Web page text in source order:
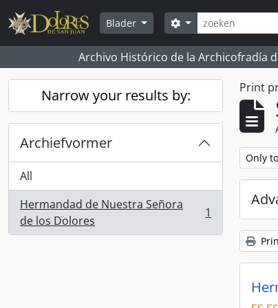
Skip to main content
Blader
zoeken
Search options
Archivo Histórico de la Archicofradía
Narrow your results by:
Archiefvormer
All
Hermandad de Nuestra Señora
de los Dolores
, 1 results 1
Print
Only